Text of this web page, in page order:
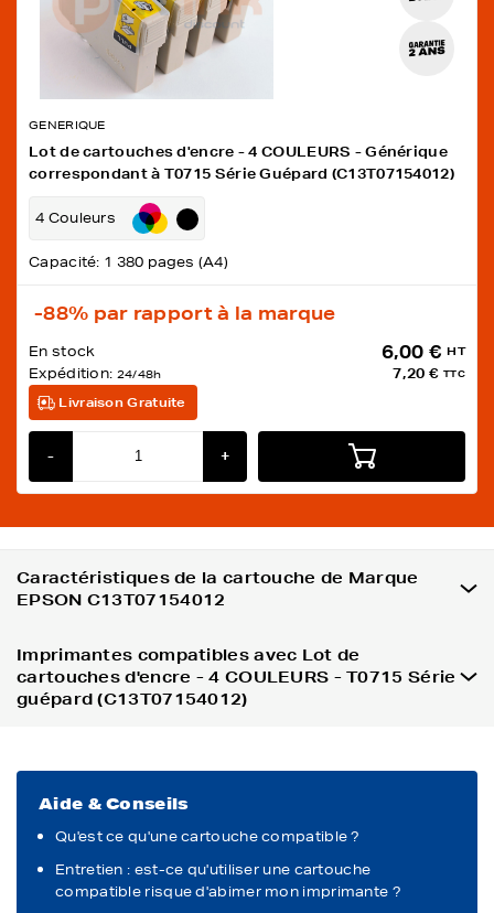
GENERIQUE
Lot de cartouches d'encre - 4 COULEURS - Générique
correspondant à T0715 Série Guépard (C13T07154012)
4 Couleurs
Capacité: 1 380 pages (A4)
-88% par rapport à la marque
En stock
Expédition: 24/48h
6,00 € HT
7,20 € TTC
Livraison Gratuite
- +
Caractéristiques de la cartouche de Marque
EPSON C13T07154012
Imprimantes compatibles avec Lot de
cartouches d'encre - 4 COULEURS - T0715 Série
guépard (C13T07154012)
Aide & Conseils
Qu'est ce qu'une cartouche compatible ?
Entretien : est-ce qu'utiliser une cartouche
compatible risque d'abimer mon imprimante ?